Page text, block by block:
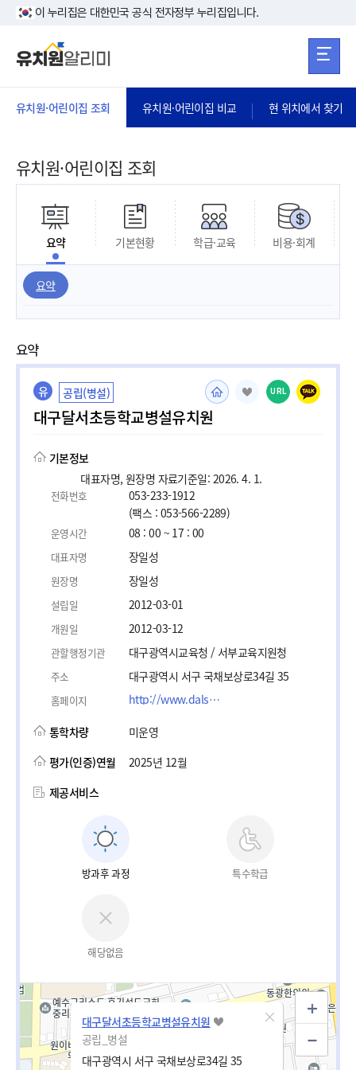
본문 바로가기
이 누리집은 대한민국 공식 전자정부 누리집입니다.
유치원·어린이집 조회 유치원·어린이집 비교 현 위치에서 찾기
유치원·어린이집 조회
요약 기본현황 학급·교육 비용·회계
요약
요약
유 공립(병설)
대구달서초등학교병설유치원
URL
기본정보
대표자명, 원장명 자료기준일: 2026. 4. 1.
전화번호
053-233-1912
(팩스 : 053-566-2289)
운영시간 08 : 00 ~ 17 : 00
대표자명 장일성
원장명 장일성
설립일 2012-03-01
개원일 2012-03-12
관할행정기관 대구광역시교육청 / 서부교육지원청
주소 대구광역시 서구 국채보상로34길 35
홈페이지 http://www.dalseo.es.kr
통학차량
미운영
평가(인증)연월
2025년 12월
제공서비스
방과후 과정 특수학급
해당없음
대구달서초등학교병설유치원
공립_병설
대구광역시 서구 국채보상로34길 35